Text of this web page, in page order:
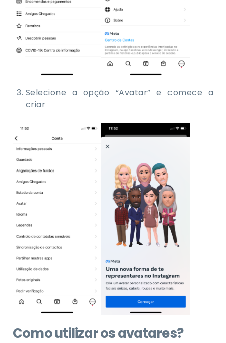
Selecione a opção “Avatar” e comece a
criar
Como utilizar os avatares?